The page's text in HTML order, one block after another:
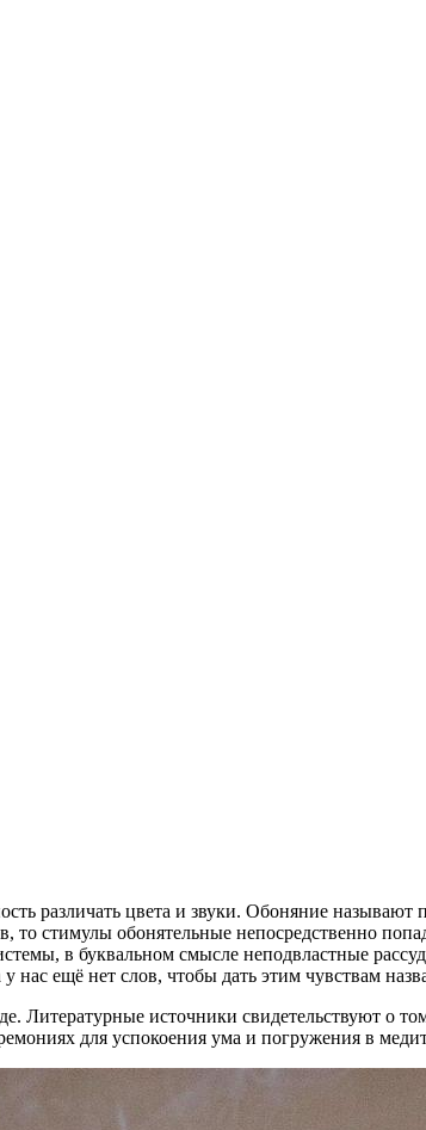
различать цвета и звуки. Обоняние
стимулы обонятельные непосредственно
в буквальном смысле неподвластные
нас ещё нет слов, чтобы дать этим чувствам
Литературные источники свидетельствуют о
для успокоения ума и погружения в